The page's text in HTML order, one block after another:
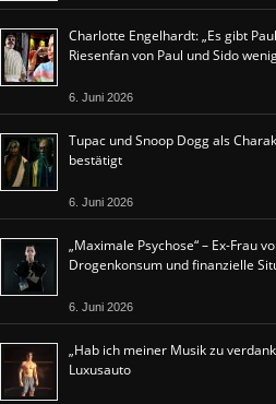
Charlotte Engelhardt: „Es gibt
Riesenfan von Paul und Sido
6. Juni 2026
Tupac und Snoop Dogg als
bestätigt
6. Juni 2026
„Maximale Psychose“ – Ex-Frau
Drogenkonsum und finanzielle
6. Juni 2026
„Hab ich meiner Musik zu
Luxusauto